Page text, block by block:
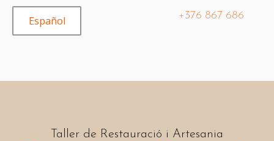
Español +376 867 686
Taller de Restauració i Artesania